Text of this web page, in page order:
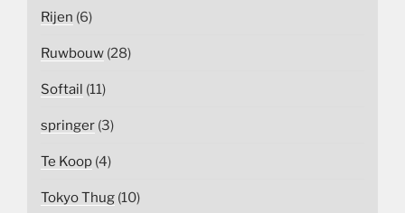
Rijen (6)
Ruwbouw (28)
Softail (11)
springer (3)
Te Koop (4)
Tokyo Thug (10)